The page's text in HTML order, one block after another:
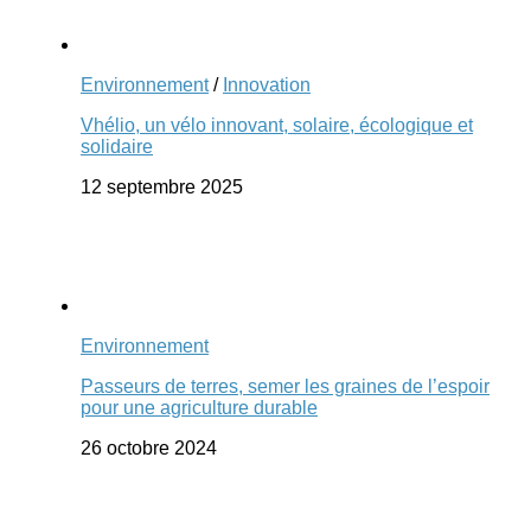
Environnement/ Innovation
Vhélio, un vélo innovant, solaire, écologique et
solidaire
12 septembre 2025
Environnement
Passeurs de terres, semer les graines de l’espoir
pour une agriculture durable
26 octobre 2024